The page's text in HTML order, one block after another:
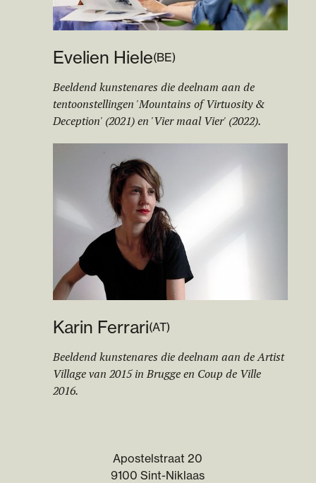
Evelien Hiele(BE)
Beeldend kunstenares die deelnam aan de
tentoonstellingen 'Mountains of Virtuosity &
Deception' (2021) en 'Vier maal Vier' (2022).
Karin Ferrari(AT)
Beeldend kunstenares die deelnam aan de Artist
Village van 2015 in Brugge en Coup de Ville
2016.
Apostelstraat 20
9100 Sint-Niklaas